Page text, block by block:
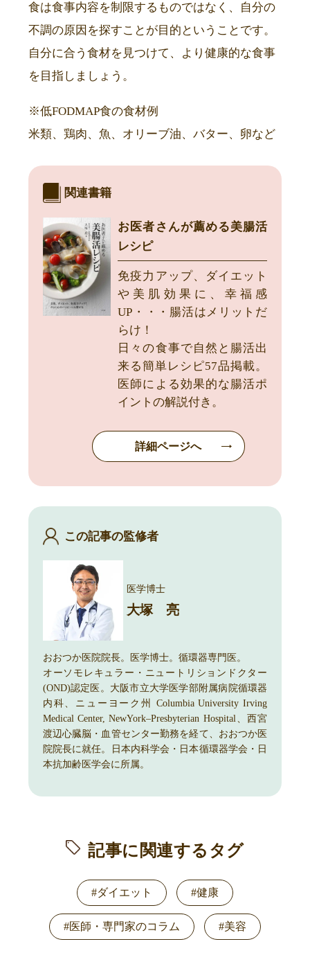
食は食事内容を制限するものではなく、自分の
不調の原因を探すことが目的ということです。
自分に合う食材を見つけて、より健康的な食事
を目指しましょう。
※低FODMAP食の食材例
米類、鶏肉、魚、オリーブ油、バター、卵など
関連書籍
お医者さんが薦める美腸活
レシピ
免疫力アップ、ダイエット
や美肌効果に、幸福感
UP・・・腸活はメリットだ
らけ！
日々の食事で自然と腸活出
来る簡単レシピ57品掲載。
医師による効果的な腸活ポ
イントの解説付き。
詳細ページへ
この記事の監修者
医学博士
大塚 亮
おおつか医院院長。医学博士。循環器専門医。
オーソモレキュラー・ニュートリションドクター
(OND)認定医。大阪市立大学医学部附属病院循環器
内科、ニューヨーク州 Columbia University Irving
Medical Center, NewYork–Presbyterian Hospital、西宮
渡辺心臓脳・血管センター勤務を経て、おおつか医
院院長に就任。日本内科学会・日本循環器学会・日
本抗加齢医学会に所属。
記事に関連するタグ
#ダイエット #健康
#医師・専門家のコラム #美容